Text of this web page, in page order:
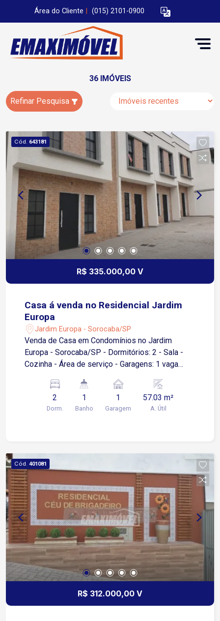
Área do Cliente (015) 2101-0900
36 IMÓVEIS
Refinar Pesquisa
Cód. 643181
R$ 335.000,00 V
Casa á venda no Residencial Jardim
Europa
Jardim Europa - Sorocaba/SP
Venda de Casa em Condomínios no Jardim
Europa - Sorocaba/SP - Dormitórios: 2 - Sala -
Cozinha - Área de serviço - Garagens: 1 vaga
para quem busca um lar em um dos bairros mais
tranquilos e valorizados de Sorocaba. A casa
possui um layout funcional, ideal para famílias ou
2
Dorm.
1
Banho
1
Garagem
57.03 m²
A. Útil
Cód. 401081
R$ 312.000,00 V